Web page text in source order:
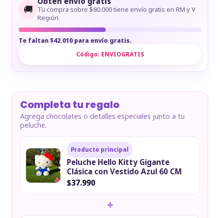
🚚
Tu compra sobre $80.000 tiene envío gratis en RM y V
Región.
Te faltan $42.010 para envío gratis.
Código: ENVIOGRATIS
Completa tu regalo
Agrega chocolates o detalles especiales junto a tu
peluche.
Producto principal
Peluche Hello Kitty Gigante
Clásica con Vestido Azul 60 CM
$37.990
+